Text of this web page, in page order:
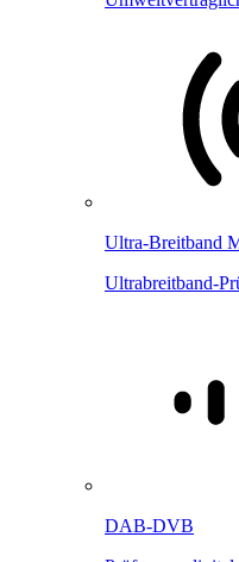
Ultra-Breitband
Ultrabreitband-
DAB-DVB